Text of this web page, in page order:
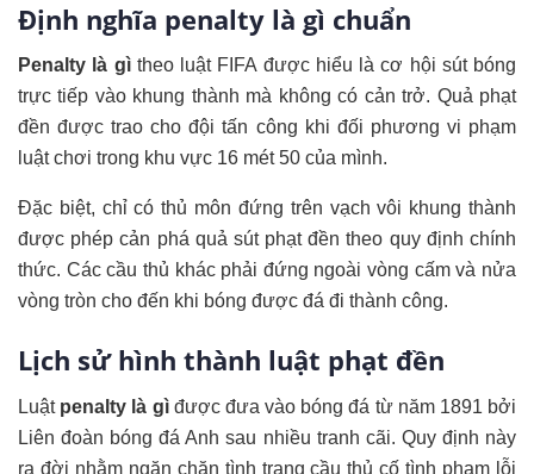
Định nghĩa penalty là gì chuẩn
Penalty là gìtheo luật FIFA được hiểu là cơ hội sút bóng
trực tiếp vào khung thành mà không có cản trở. Quả phạt
đền được trao cho đội tấn công khi đối phương vi phạm
luật chơi trong khu vực 16 mét 50 của mình.
Đặc biệt, chỉ có thủ môn đứng trên vạch vôi khung thành
được phép cản phá quả sút phạt đền theo quy định chính
thức. Các cầu thủ khác phải đứng ngoài vòng cấm và nửa
vòng tròn cho đến khi bóng được đá đi thành công.
Lịch sử hình thành luật phạt đền
Luật penalty là gìđược đưa vào bóng đá từ năm 1891 bởi
Liên đoàn bóng đá Anh sau nhiều tranh cãi. Quy định này
ra đời nhằm ngăn chặn tình trạng cầu thủ cố tình phạm lỗi